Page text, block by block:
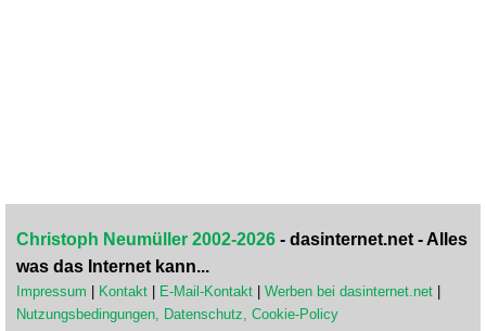
Christoph Neumüller 2002-2026 - dasinternet.net - Alles
was das Internet kann...
Impressum Kontakt E-Mail-Kontakt Werben bei dasinternet.net
Nutzungsbedingungen, Datenschutz, Cookie-Policy